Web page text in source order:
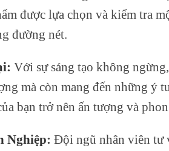
được lựa chọn và kiểm tra
đường nét.
Với sự sáng tạo không
mà còn mang đến những ý
bạn trở nên ấn tượng và
Nghiệp: Đội ngũ nhân viên tư